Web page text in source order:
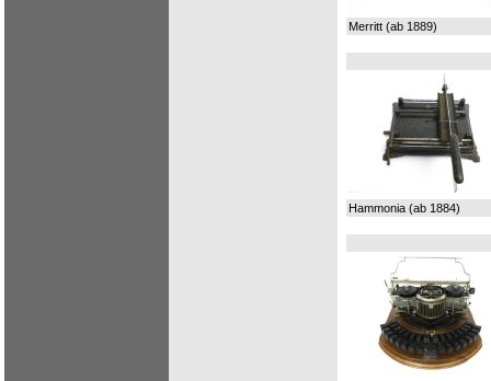
Merritt (ab 1889)
Hammonia (ab 1884)